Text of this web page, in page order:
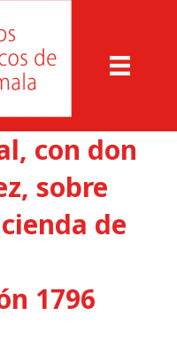
con don
sobre
de
1796